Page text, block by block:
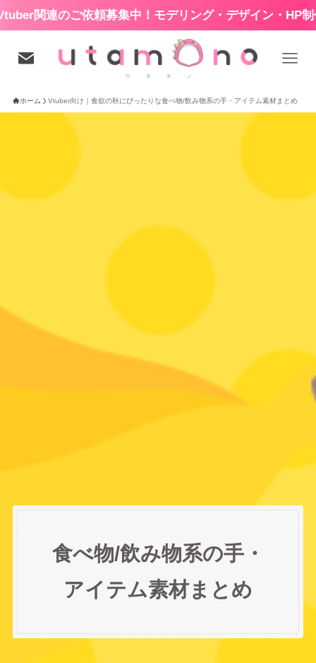
関連のご依頼募集中！モデリング・デザイン・HP制作な
ホーム Vtuber向け｜食欲の秋にぴったりな食べ物/飲み物系の手・アイテム素材まとめ
食べ物/飲み物系の手・
アイテム素材まとめ